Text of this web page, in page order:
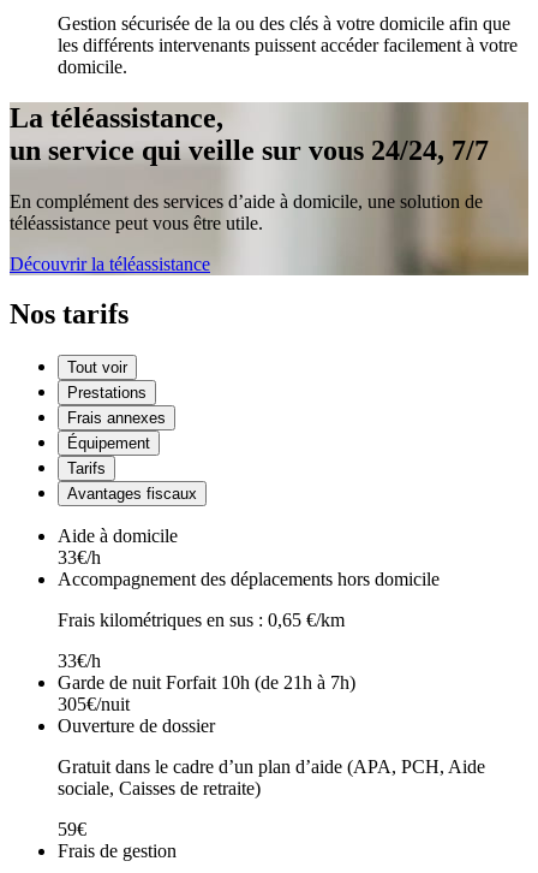
Gestion sécurisée de la ou des clés à votre domicile afin que
les différents intervenants puissent accéder facilement à votre
domicile.
La téléassistance,
un service qui veille sur vous 24/24, 7/7
En complément des services d’aide à domicile, une solution de
téléassistance peut vous être utile.
Découvrir la téléassistance
Nos tarifs
Tout voir
Prestations
Frais annexes
Équipement
Tarifs
Avantages fiscaux
Aide à domicile
33€/h
Accompagnement des déplacements hors domicile
Frais kilométriques en sus : 0,65 €/km
33€/h
Garde de nuit Forfait 10h (de 21h à 7h)
305€/nuit
Ouverture de dossier
Gratuit dans le cadre d’un plan d’aide (APA, PCH, Aide
sociale, Caisses de retraite)
59€
Frais de gestion